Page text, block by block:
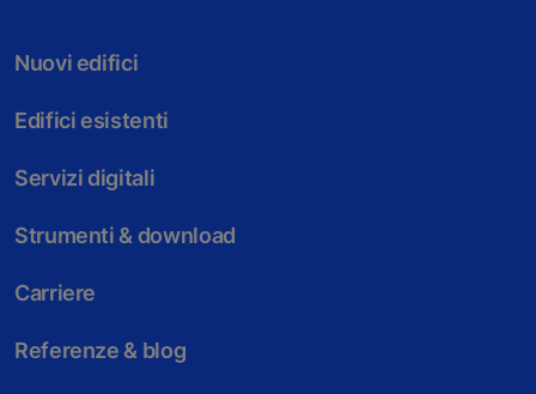
Nuovi edifici
Edifici esistenti
Servizi digitali
Strumenti & download
Carriere
Referenze & blog